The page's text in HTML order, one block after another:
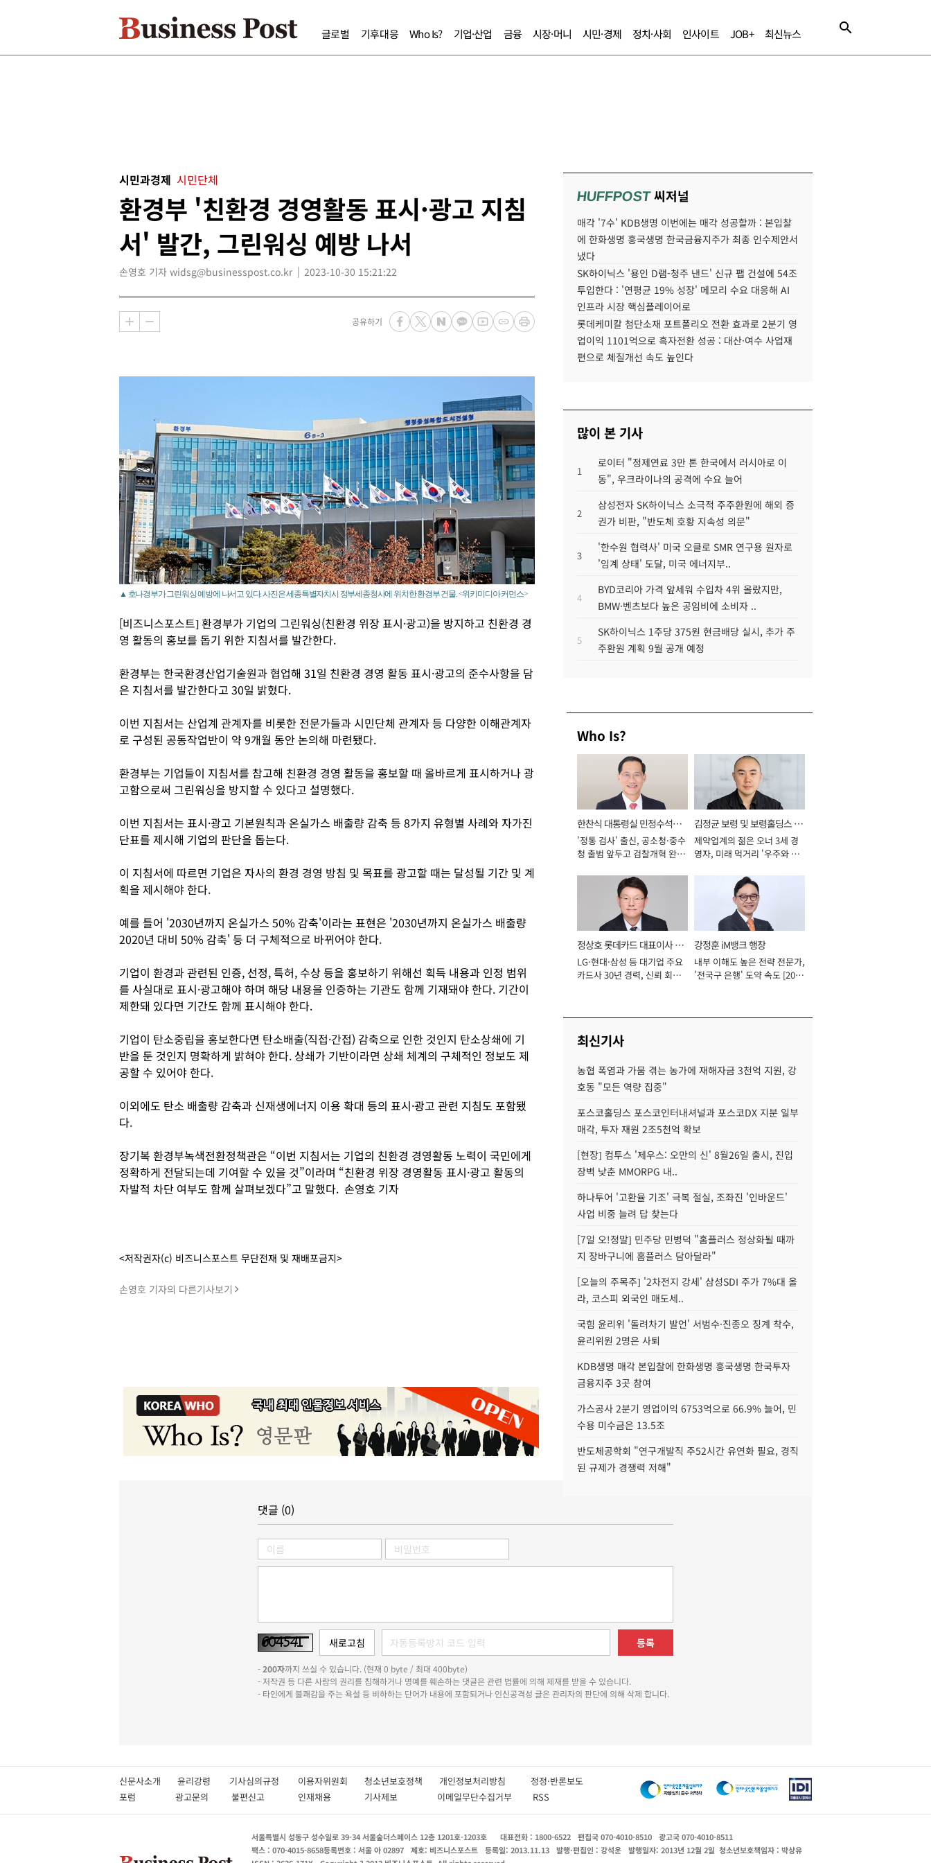
글로벌 기후대응 Who Is? 기업·산업 금융 시장·머니 시민·경제 정치·사회 인사이트 JOB+ 최신뉴스
시민과경제 시민단체
환경부 '친환경 경영활동 표시·광고 지침
서' 발간, 그린워싱 예방 나서
손영호 기자 widsg@businesspost.co.kr 2023-10-30 15:21:22
공유하기
▲ 호나경부가 그린워싱 예방에 나서고 있다. 사진은 세종특별자치시 정부세종청사에 위치한 환경부 건물. <위키미디아 커먼스>
[비즈니스포스트] 환경부가 기업의 그린워싱(친환경 위장 표시·광고)을 방지하고 친환경 경
영 활동의 홍보를 돕기 위한 지침서를 발간한다.
환경부는 한국환경산업기술원과 협업해 31일 친환경 경영 활동 표시·광고의 준수사항을 담
은 지침서를 발간한다고 30일 밝혔다.
이번 지침서는 산업계 관계자를 비롯한 전문가들과 시민단체 관계자 등 다양한 이해관계자
로 구성된 공동작업반이 약 9개월 동안 논의해 마련됐다.
환경부는 기업들이 지침서를 참고해 친환경 경영 활동을 홍보할 때 올바르게 표시하거나 광
고함으로써 그린워싱을 방지할 수 있다고 설명했다.
이번 지침서는 표시·광고 기본원칙과 온실가스 배출량 감축 등 8가지 유형별 사례와 자가진
단표를 제시해 기업의 판단을 돕는다.
이 지침서에 따르면 기업은 자사의 환경 경영 방침 및 목표를 광고할 때는 달성될 기간 및 계
획을 제시해야 한다.
예를 들어 '2030년까지 온실가스 50% 감축'이라는 표현은 '2030년까지 온실가스 배출량
2020년 대비 50% 감축' 등 더 구체적으로 바뀌어야 한다.
기업이 환경과 관련된 인증, 선정, 특허, 수상 등을 홍보하기 위해선 획득 내용과 인정 범위
를 사실대로 표시·광고해야 하며 해당 내용을 인증하는 기관도 함께 기재돼야 한다. 기간이
제한돼 있다면 기간도 함께 표시해야 한다.
기업이 탄소중립을 홍보한다면 탄소배출(직접·간접) 감축으로 인한 것인지 탄소상쇄에 기
반을 둔 것인지 명확하게 밝혀야 한다. 상쇄가 기반이라면 상쇄 체계의 구체적인 정보도 제
공할 수 있어야 한다.
이외에도 탄소 배출량 감축과 신재생에너지 이용 확대 등의 표시·광고 관련 지침도 포함됐
다.
장기복 환경부녹색전환정책관은 “이번 지침서는 기업의 친환경 경영활동 노력이 국민에게
정확하게 전달되는데 기여할 수 있을 것”이라며 “친환경 위장 경영활동 표시·광고 활동의
자발적 차단 여부도 함께 살펴보겠다”고 말했다. 손영호 기자
<저작권자(c) 비즈니스포스트 무단전재 및 재배포금지>
손영호 기자의 다른기사보기
HUFFPOST씨저널
매각 '7수' KDB생명 이번에는 매각 성공할까 : 본입찰
에 한화생명 흥국생명 한국금융지주가 최종 인수제안서
냈다
SK하이닉스 '용인 D램-청주 낸드' 신규 팹 건설에 54조
투입한다 : '연평균 19% 성장' 메모리 수요 대응해 AI
인프라 시장 핵심플레이어로
롯데케미칼 첨단소재 포트폴리오 전환 효과로 2분기 영
업이익 1101억으로 흑자전환 성공 : 대산·여수 사업재
편으로 체질개선 속도 높인다
많이 본 기사
1
로이터 "정제연료 3만 톤 한국에서 러시아로 이
동", 우크라이나의 공격에 수요 늘어
2
삼성전자 SK하이닉스 소극적 주주환원에 해외 증
권가 비판, "반도체 호황 지속성 의문"
3
'한수원 협력사' 미국 오클로 SMR 연구용 원자로
'임계 상태' 도달, 미국 에너지부..
4
BYD코리아 가격 앞세워 수입차 4위 올랐지만,
BMW·벤츠보다 높은 공임비에 소비자 ..
5
SK하이닉스 1주당 375원 현금배당 실시, 추가 주
주환원 계획 9월 공개 예정
Who Is?
한찬식 대통령실 민정수석비
서관
'정통 검사' 출신, 공소청·중수
청 출범 앞두고 검찰개혁 완수
김정균 보령 및 보령홀딩스 대
표이사 사장
제약업계의 젊은 오너 3세 경
영자, 미래 먹거리 '우주와 헬
정상호 롯데카드 대표이사 사
장
LG·현대·삼성 등 대기업 주요
카드사 30년 경력, 신뢰 회복
강정훈 iM뱅크 행장
내부 이해도 높은 전략 전문가,
'전국구 은행' 도약 속도 [2026
최신기사
농협 폭염과 가뭄 겪는 농가에 재해자금 3천억 지원, 강
호동 "모든 역량 집중"
포스코홀딩스 포스코인터내셔널과 포스코DX 지분 일부
매각, 투자 재원 2조5천억 확보
[현장] 컴투스 '제우스: 오만의 신' 8월26일 출시, 진입
장벽 낮춘 MMORPG 내..
하나투어 '고환율 기조' 극복 절실, 조좌진 '인바운드'
사업 비중 늘려 답 찾는다
[7일 오!정말] 민주당 민병덕 "홈플러스 정상화될 때까
지 장바구니에 홈플러스 담아달라"
[오늘의 주목주] '2차전지 강세' 삼성SDI 주가 7%대 올
라, 코스피 외국인 매도세..
국힘 윤리위 '돌려차기 발언' 서범수·진종오 징계 착수,
윤리위원 2명은 사퇴
KDB생명 매각 본입찰에 한화생명 흥국생명 한국투자
금융지주 3곳 참여
가스공사 2분기 영업이익 6753억으로 66.9% 늘어, 민
수용 미수금은 13.5조
반도체공학회 "연구개발직 주52시간 유연화 필요, 경직
된 규제가 경쟁력 저해"
댓글 (0)
등록
-200자까지 쓰실 수 있습니다. (현재 0 byte / 최대 400byte)
- 저작권 등 다른 사람의 권리를 침해하거나 명예를 훼손하는 댓글은 관련 법률에 의해 제재를 받을 수 있습니다.
- 타인에게 불쾌감을 주는 욕설 등 비하하는 단어가 내용에 포함되거나 인신공격성 글은 관리자의 판단에 의해 삭제 합니다.
신문사소개 윤리강령 기사심의규정 이용자위원회 청소년보호정책 개인정보처리방침 정정·반론보도
포럼
광고문의 불편신고 인재채용 기사제보 이메일무단수집거부 RSS
서울특별시 성동구 성수일로 39-34 서울숲더스페이스 12층 1201호-1203호 대표전화 : 1800-6522 편집국 070-4010-8510
광고국 070-4010-8511
팩스 : 070-4015-8658등록번호 : 서울 아 02897 제호: 비즈니스포스트 등록일: 2013.11.13 발행·편집인 : 강석운 발행일자: 2013년 12월 2일 청소년보호책임자 : 박상유